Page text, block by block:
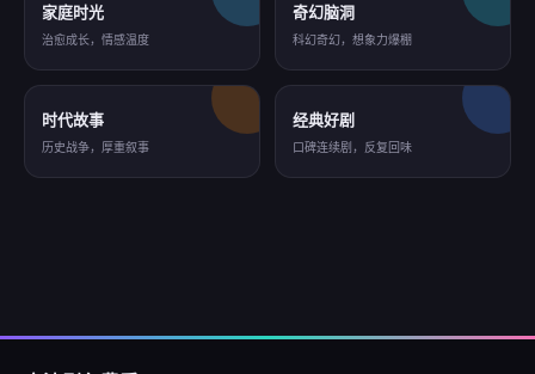
家庭时光
治愈成长，情感温度
奇幻脑洞
科幻奇幻，想象力爆棚
时代故事
历史战争，厚重叙事
经典好剧
口碑连续剧，反复回味